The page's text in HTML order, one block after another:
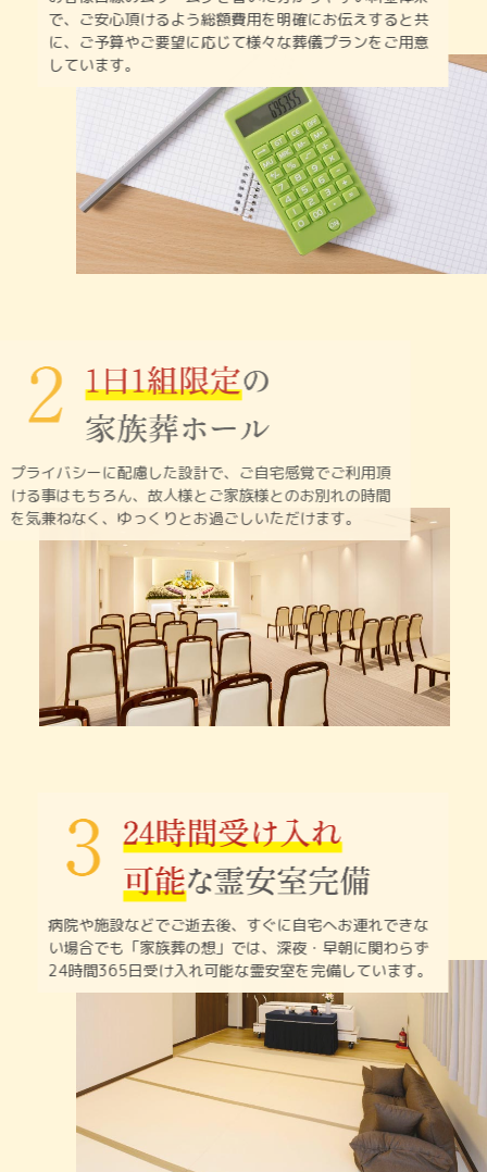
で、 ご安心頂けるよう総額費用を明確にお伝えすると共
に、 ご予算やご要望に応じて様々な葬儀プランをご用意
しています。
プライバシーに配慮した設計で、ご自宅感覚でご利用頂
ける事はもちろん、故人様とご家族様とのお別れの時間
を気兼ねなく、ゆっくりとお過ごしいただけます。
病院や施設などでご逝去後、すぐに自宅へお連れできな
い場合でも「家族葬の想」では、深夜・早朝に関わらず
24時間365日受け入れ可能な霊安室を完備しています。